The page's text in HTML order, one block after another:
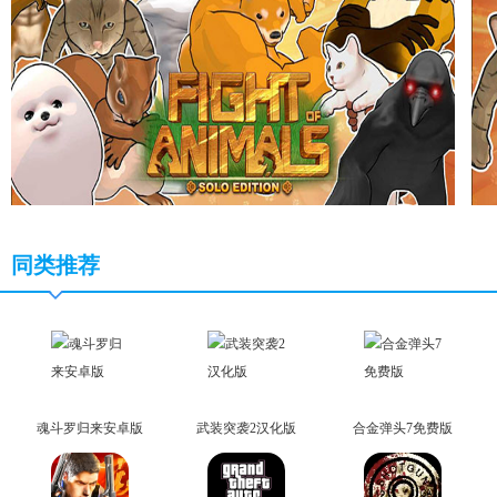
同类推荐
魂斗罗归来安卓版 武装突袭2汉化版 合金弹头7免费版